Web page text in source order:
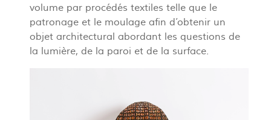
volume par procédés textiles telle que le
patronage et le moulage afin d’obtenir un
objet architectural abordant les questions de
la lumière, de la paroi et de la surface.